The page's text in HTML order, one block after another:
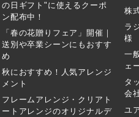
の日ギフト"に使えるクーポ
ン配布中！
「春の花贈りフェア」開催｜
送別や卒業シーンにもおすす
め
秋におすすめ！人気アレンジ
メント
フレームアレンジ・クリアト
ートアレンジのオリジナルデ
株
ラ
様
一
ェ
タ
会
ユ